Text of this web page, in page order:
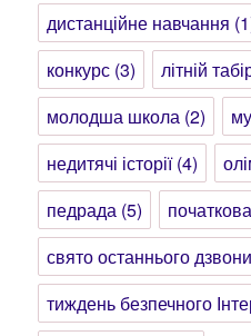
дистанційне навчання
конкурс (3) літній
молодша школа (2)
недитячі історії(4)
педрада (5)
свято останнього
тиждень безпечного